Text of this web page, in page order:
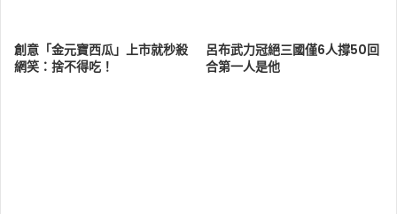
創意「金元寶西瓜」上市就秒殺
網笑：捨不得吃！
呂布武力冠絕三國僅6人撐50回
合第一人是他